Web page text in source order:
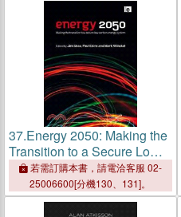
37.Energy 2050: Making the
Transition to a Secure Low
Carbon Energy System
若需訂購本書，請電洽客服 02-
25006600[分機130、131]。